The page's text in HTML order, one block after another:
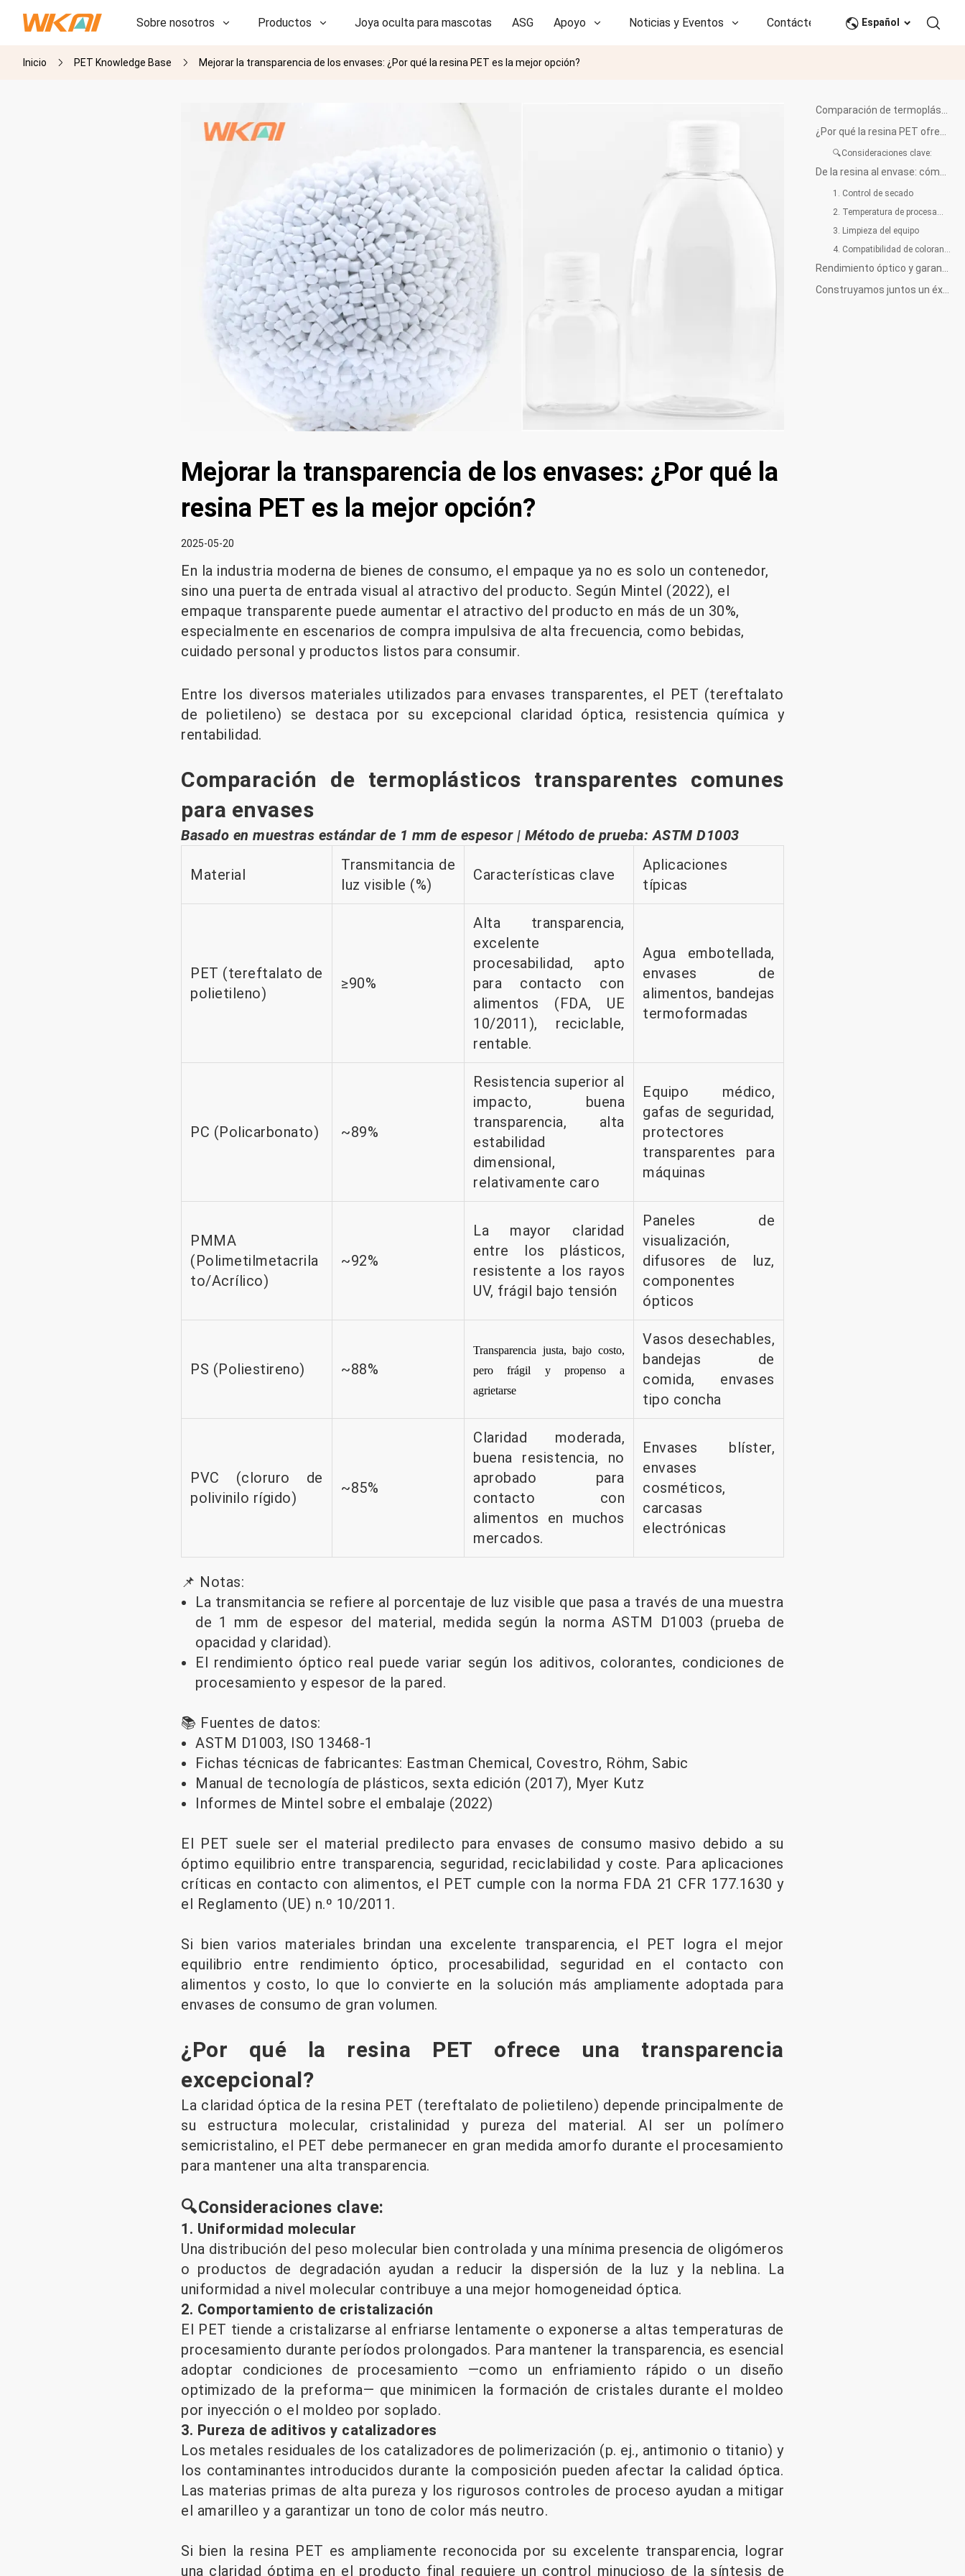
Sobre nosotros Productos Joya oculta para mascotas ASG Apoyo Noticias y Eventos Contáctenos CN
I+D
Español
Inicio PET Knowledge Base Mejorar la transparencia de los envases: ¿Por qué la resina PET es la mejor opción?
🔍Consideraciones clave:
1. Control de secado
2. Temperatura de procesamiento y velocidad de enfriamiento
3. Limpieza del equipo
4. Compatibilidad de colorantes y aditivos
Mejorar la transparencia de los envases: ¿Por qué la
resina PET es la mejor opción?
2025-05-20
En la industria moderna de bienes de consumo, el empaque ya no es solo un contenedor,
sino una puerta de entrada visual al atractivo del producto. Según Mintel (2022), el
empaque transparente puede aumentar el atractivo del producto en más de un 30%,
especialmente en escenarios de compra impulsiva de alta frecuencia, como bebidas,
cuidado personal y productos listos para consumir.
Entre los diversos materiales utilizados para envases transparentes, el PET (tereftalato
de polietileno) se destaca por su excepcional claridad óptica, resistencia química y
rentabilidad.
Comparación de termoplásticos transparentes comunes
para envases
Basado en muestras estándar de 1 mm de espesor | Método de prueba: ASTM D1003
Material
Transmitancia de
luz visible (%)
Características clave
Aplicaciones
típicas
PET (tereftalato de
polietileno)
≥90%
Alta transparencia,
excelente
procesabilidad, apto
para contacto con
alimentos (FDA, UE
10/2011), reciclable,
rentable.
Agua embotellada,
envases de
alimentos, bandejas
termoformadas
PC (Policarbonato) ~89%
Resistencia superior al
impacto, buena
transparencia, alta
estabilidad
dimensional,
relativamente caro
Equipo médico,
gafas de seguridad,
protectores
transparentes para
máquinas
PMMA
(Polimetilmetacrila
to/Acrílico)
~92%
La mayor claridad
entre los plásticos,
resistente a los rayos
UV, frágil bajo tensión
Paneles de
visualización,
difusores de luz,
componentes
ópticos
PS (Poliestireno) ~88%
Transparencia justa, bajo costo,
pero frágil y propenso a
agrietarse
Vasos desechables,
bandejas de
comida, envases
tipo concha
PVC (cloruro de
polivinilo rígido)
~85%
Claridad moderada,
buena resistencia, no
aprobado para
contacto con
alimentos en muchos
mercados.
Envases blíster,
envases
cosméticos,
carcasas
electrónicas
📌 Notas:
La transmitancia se refiere al porcentaje de luz visible que pasa a través de una muestra
de 1 mm de espesor del material, medida según la norma ASTM D1003 (prueba de
opacidad y claridad).
El rendimiento óptico real puede variar según los aditivos, colorantes, condiciones de
procesamiento y espesor de la pared.
📚 Fuentes de datos:
ASTM D1003, ISO 13468-1
Fichas técnicas de fabricantes: Eastman Chemical, Covestro, Röhm, Sabic
Manual de tecnología de plásticos, sexta edición (2017), Myer Kutz
Informes de Mintel sobre el embalaje (2022)
El PET suele ser el material predilecto para envases de consumo masivo debido a su
óptimo equilibrio entre transparencia, seguridad, reciclabilidad y coste. Para aplicaciones
críticas en contacto con alimentos, el PET cumple con la norma FDA 21 CFR 177.1630 y
el Reglamento (UE) n.º 10/2011.
Si bien varios materiales brindan una excelente transparencia, el PET logra el mejor
equilibrio entre rendimiento óptico, procesabilidad, seguridad en el contacto con
alimentos y costo, lo que lo convierte en la solución más ampliamente adoptada para
envases de consumo de gran volumen.
¿Por qué la resina PET ofrece una transparencia
excepcional?
La claridad óptica de la resina PET (tereftalato de polietileno) depende principalmente de
su estructura molecular, cristalinidad y pureza del material. Al ser un polímero
semicristalino, el PET debe permanecer en gran medida amorfo durante el procesamiento
para mantener una alta transparencia.
🔍Consideraciones clave:
1. Uniformidad molecular
Una distribución del peso molecular bien controlada y una mínima presencia de oligómeros
o productos de degradación ayudan a reducir la dispersión de la luz y la neblina. La
uniformidad a nivel molecular contribuye a una mejor homogeneidad óptica.
2. Comportamiento de cristalización
El PET tiende a cristalizarse al enfriarse lentamente o exponerse a altas temperaturas de
procesamiento durante períodos prolongados. Para mantener la transparencia, es esencial
adoptar condiciones de procesamiento —como un enfriamiento rápido o un diseño
optimizado de la preforma— que minimicen la formación de cristales durante el moldeo
por inyección o el moldeo por soplado.
3. Pureza de aditivos y catalizadores
Los metales residuales de los catalizadores de polimerización (p. ej., antimonio o titanio) y
los contaminantes introducidos durante la composición pueden afectar la calidad óptica.
Las materias primas de alta pureza y los rigurosos controles de proceso ayudan a mitigar
el amarilleo y a garantizar un tono de color más neutro.
Si bien la resina PET es ampliamente reconocida por su excelente transparencia, lograr
una claridad óptima en el producto final requiere un control minucioso de la síntesis de